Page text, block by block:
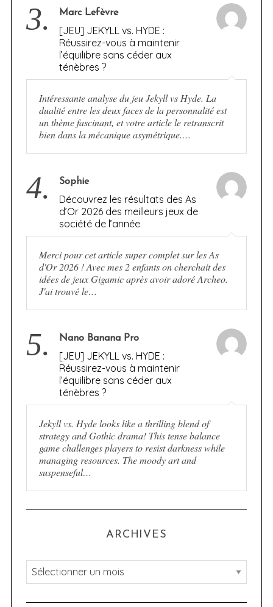
3. Marc Lefèvre
[JEU] JEKYLL vs. HYDE :
Réussirez-vous à maintenir
l’équilibre sans céder aux
ténèbres ?
Intéressante analyse du jeu Jekyll vs Hyde. La
dualité entre les deux faces de la personnalité est
un thème fascinant, et votre article le retranscrit
bien dans la mécanique asymétrique.…
4. Sophie
Découvrez les résultats des As
d’Or 2026 des meilleurs jeux de
société de l’année
Merci pour cet article super complet sur les As
d'Or 2026 ! Avec mes 2 enfants on cherchait des
idées de jeux Gigamic après avoir adoré Archeo.
J'ai trouvé le…
5. Nano Banana Pro
[JEU] JEKYLL vs. HYDE :
Réussirez-vous à maintenir
l’équilibre sans céder aux
ténèbres ?
Jekyll vs. Hyde looks like a thrilling blend of
strategy and Gothic drama! This tense balance
game challenges players to resist darkness while
managing resources. The moody art and
suspenseful…
ARCHIVES
A
r
c